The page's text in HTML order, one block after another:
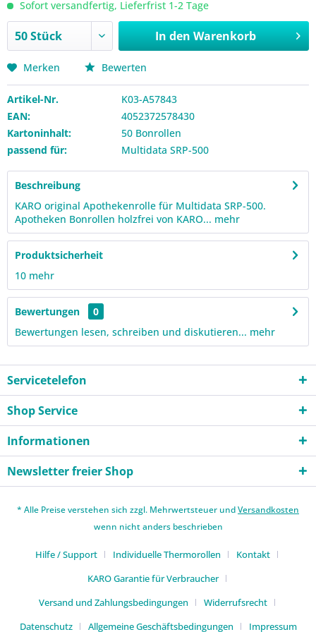
Sofort versandfertig, Lieferfrist 1-2 Tage
In den Warenkorb
Merken Bewerten
Artikel-Nr.
K03-A57843
EAN:
4052372578430
Kartoninhalt:
50 Bonrollen
passend für:
Multidata SRP-500
Beschreibung
KARO original Apothekenrolle für Multidata SRP-500.
Apotheken Bonrollen holzfrei von KARO... mehr
Produktsicherheit
10 mehr
Bewertungen
0
Bewertungen lesen, schreiben und diskutieren... mehr
Servicetelefon
Shop Service
Informationen
Newsletter freier Shop
* Alle Preise verstehen sich zzgl. Mehrwertsteuer undVersandkosten
wenn nicht anders beschrieben
Hilfe / Support Individuelle Thermorollen
Kontakt
KARO Garantie für Verbraucher
Versand und Zahlungsbedingungen
Widerrufsrecht
Datenschutz
Allgemeine Geschäftsbedingungen Impressum